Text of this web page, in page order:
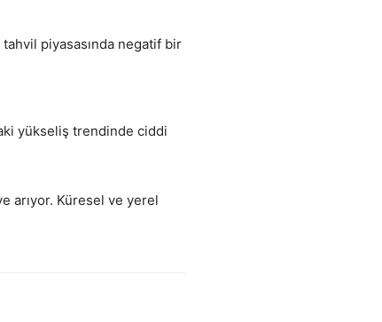
piyasasında negatif bir
yükseliş trendinde ciddi
arıyor. Küresel ve yerel